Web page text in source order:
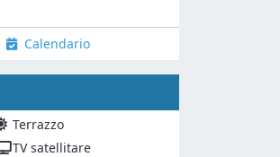
Calendario
Terrazzo
TV satellitare